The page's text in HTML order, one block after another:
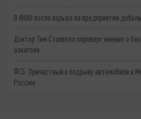
В ЯНАО после взрыва на предприятии
Доктор Тим Стоквелл опроверг мнение о
алкоголя
ФСБ: Причастный к подрыву автомобиля в
Россию